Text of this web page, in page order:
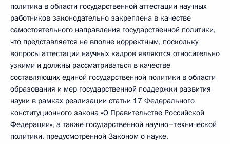
политика в области государственной аттестации научных
работников законодательно закреплена в качестве
самостоятельного направления государственной политики,
что представляется не вполне корректным, поскольку
вопросы аттестации научных кадров являются относительно
узкими и должны рассматриваться в качестве
составляющих единой государственной политики в области
образования и мер государственной поддержки развития
науки в рамках реализации статьи 17 Федерального
конституционного закона «О Правительстве Российской
Федерации», а также государственной научно–технической
политики, предусмотренной Законом о науке.